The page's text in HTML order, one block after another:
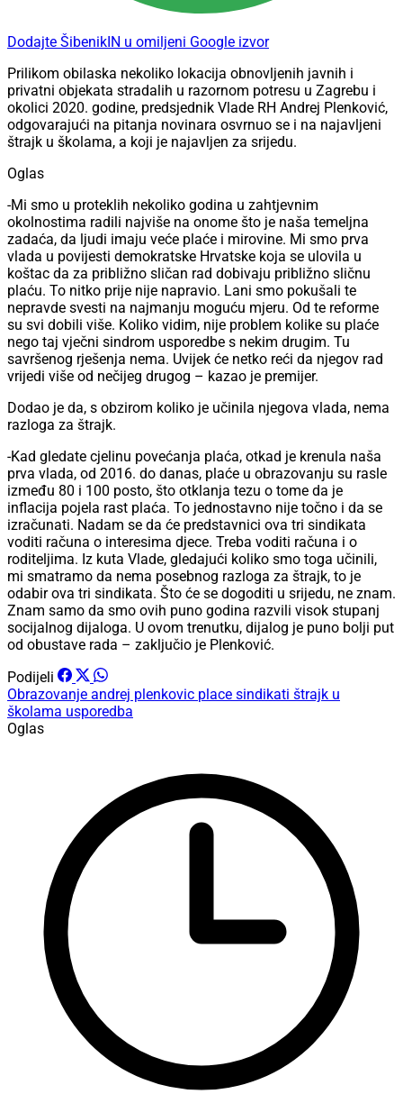
Dodajte ŠibenikIN u omiljeni Google izvor
Prilikom obilaska nekoliko lokacija obnovljenih javnih i
privatni objekata stradalih u razornom potresu u Zagrebu i
okolici 2020. godine, predsjednik Vlade RH Andrej Plenković,
odgovarajući na pitanja novinara osvrnuo se i na najavljeni
štrajk u školama, a koji je najavljen za srijedu.
Oglas
-Mi smo u proteklih nekoliko godina u zahtjevnim
okolnostima radili najviše na onome što je naša temeljna
zadaća, da ljudi imaju veće plaće i mirovine. Mi smo prva
vlada u povijesti demokratske Hrvatske koja se ulovila u
koštac da za približno sličan rad dobivaju približno sličnu
plaću. To nitko prije nije napravio. Lani smo pokušali te
nepravde svesti na najmanju moguću mjeru. Od te reforme
su svi dobili više. Koliko vidim, nije problem kolike su plaće
nego taj vječni sindrom usporedbe s nekim drugim. Tu
savršenog rješenja nema. Uvijek će netko reći da njegov rad
vrijedi više od nečijeg drugog – kazao je premijer.
Dodao je da, s obzirom koliko je učinila njegova vlada, nema
razloga za štrajk.
-Kad gledate cjelinu povećanja plaća, otkad je krenula naša
prva vlada, od 2016. do danas, plaće u obrazovanju su rasle
između 80 i 100 posto, što otklanja tezu o tome da je
inflacija pojela rast plaća. To jednostavno nije točno i da se
izračunati. Nadam se da će predstavnici ova tri sindikata
voditi računa o interesima djece. Treba voditi računa i o
roditeljima. Iz kuta Vlade, gledajući koliko smo toga učinili,
mi smatramo da nema posebnog razloga za štrajk, to je
odabir ova tri sindikata. Što će se dogoditi u srijedu, ne znam.
Znam samo da smo ovih puno godina razvili visok stupanj
socijalnog dijaloga. U ovom trenutku, dijalog je puno bolji put
od obustave rada – zaključio je Plenković.
Podijeli
Obrazovanje andrej plenkovic place sindikati štrajk u
školama usporedba
Oglas